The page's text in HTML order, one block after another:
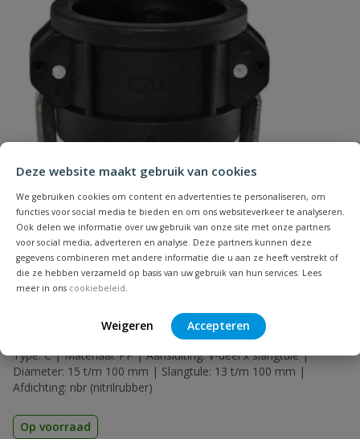
Deze website maakt gebruik van cookies
We gebruiken cookies om content en advertenties te personaliseren, om
functies voor social media te bieden en om ons websiteverkeer te analyseren.
Ook delen we informatie over uw gebruik van onze site met onze partners
voor social media, adverteren en analyse. Deze partners kunnen deze
gegevens combineren met andere informatie die u aan ze heeft verstrekt of
die ze hebben verzameld op basis van uw gebruik van hun services. Lees
meer in ons cookiebeleid.
Weigeren Accepteren
Uw waardering:
Naam
Samenvatting
Beoordeling
Camlock PP V-deel x slangtule type C
Type: C | Materiaal: PP | Aansluiting: V-deel x slangtule |
Diameter: 15 t/m 100 mm | Slangtule: 13 t/m 100 mm |
Afdichting: nbr (nitrilrubber)
Op voorraad